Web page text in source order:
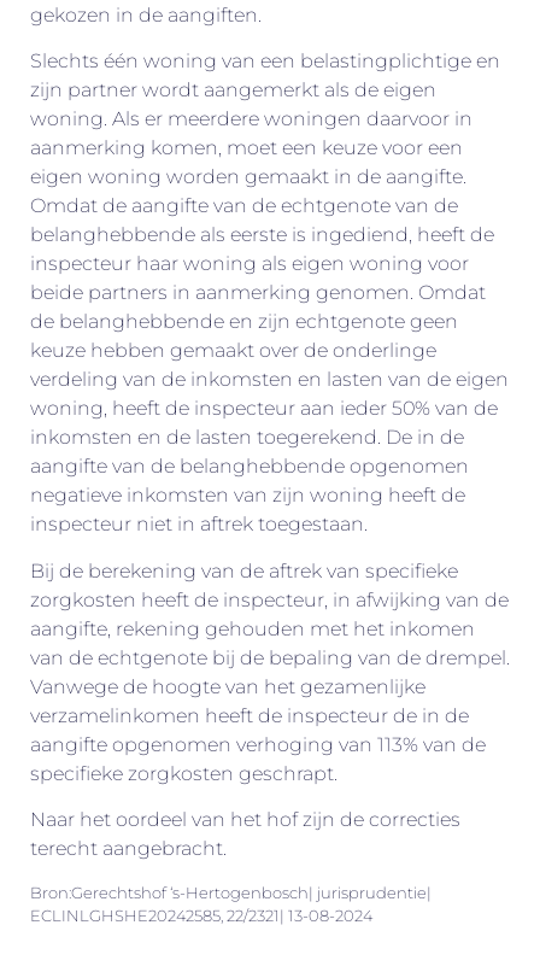
gekozen in de aangiften.
Slechts één woning van een belastingplichtige en
zijn partner wordt aangemerkt als de eigen
woning. Als er meerdere woningen daarvoor in
aanmerking komen, moet een keuze voor een
eigen woning worden gemaakt in de aangifte.
Omdat de aangifte van de echtgenote van de
belanghebbende als eerste is ingediend, heeft de
inspecteur haar woning als eigen woning voor
beide partners in aanmerking genomen. Omdat
de belanghebbende en zijn echtgenote geen
keuze hebben gemaakt over de onderlinge
verdeling van de inkomsten en lasten van de eigen
woning, heeft de inspecteur aan ieder 50% van de
inkomsten en de lasten toegerekend. De in de
aangifte van de belanghebbende opgenomen
negatieve inkomsten van zijn woning heeft de
inspecteur niet in aftrek toegestaan.
Bij de berekening van de aftrek van specifieke
zorgkosten heeft de inspecteur, in afwijking van de
aangifte, rekening gehouden met het inkomen
van de echtgenote bij de bepaling van de drempel.
Vanwege de hoogte van het gezamenlijke
verzamelinkomen heeft de inspecteur de in de
aangifte opgenomen verhoging van 113% van de
specifieke zorgkosten geschrapt.
Naar het oordeel van het hof zijn de correcties
terecht aangebracht.
Bron:Gerechtshof ‘s-Hertogenbosch| jurisprudentie|
ECLINLGHSHE20242585, 22/2321| 13-08-2024